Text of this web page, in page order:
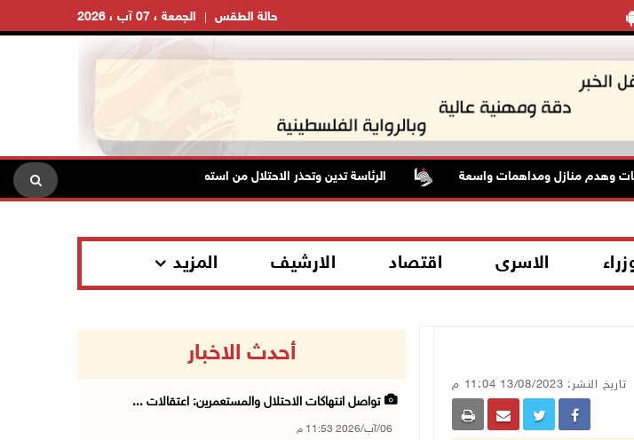
الجمعة ، 07 آب ، 2026 حالة الطقس
وهدم منازل ومداهمات واسعة الرئاسة تدين وتحذر الاحتلال من استمرار حربه الشاملة على الشعب
الاسرى اقتصاد الارشيف المزيد
تاريخ النشر: 13/08/2023 11:04 م
أحدث الاخبار
تواصل انتهاكات الاحتلال والمستعمرين: اعتقالات ...
06/آب/2026 11:53 م